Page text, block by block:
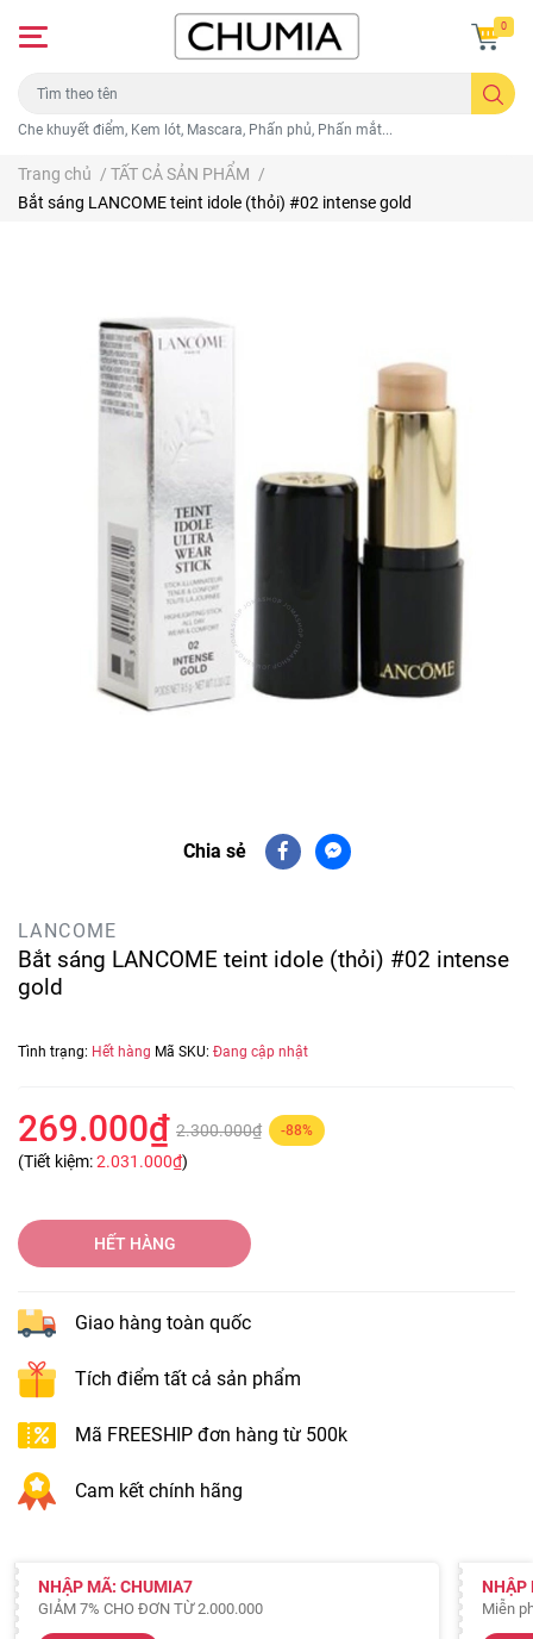
Che khuyết điểm, Kem lót, Mascara, Phấn phủ, Phấn mắt...
0
Trang chủ / TẤT CẢ SẢN PHẨM /
Bắt sáng LANCOME teint idole (thỏi) #02 intense gold
Chia sẻ
LANCOME
Bắt sáng LANCOME teint idole (thỏi) #02 intense
gold
Tình trạng: Hết hàng Mã SKU: Đang cập nhật
269.000₫ 2.300.000₫ -88%
(Tiết kiệm:2.031.000₫)
HẾT HÀNG
Giao hàng toàn quốc
Tích điểm tất cả sản phẩm
Mã FREESHIP đơn hàng từ 500k
Cam kết chính hãng
NHẬP MÃ: CHUMIA7
GIẢM 7% CHO ĐƠN TỪ 2.000.000
NHẬP
Miễn